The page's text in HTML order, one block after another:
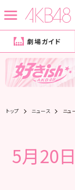
劇場ガイド
トップ ニュース ニュ
5月20